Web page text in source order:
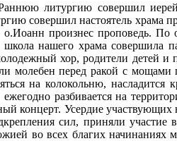
литургию совершил
совершил настоятель храма
произнес проповедь. По
нашего храма совершила
хор, родители детей и
молебен перед ракой с мощами
на колокольню, насладится
разбивается на
концерт. Усердие участвующих
сил, приняли участие
во всех благих начинаниях